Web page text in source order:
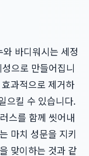
바디워시는 세정
으로 만들어집니
과적으로 제거하
으킬 수 있습니다.
스를 함께 씻어내
마치 성문을 지키
맞이하는 것과 같